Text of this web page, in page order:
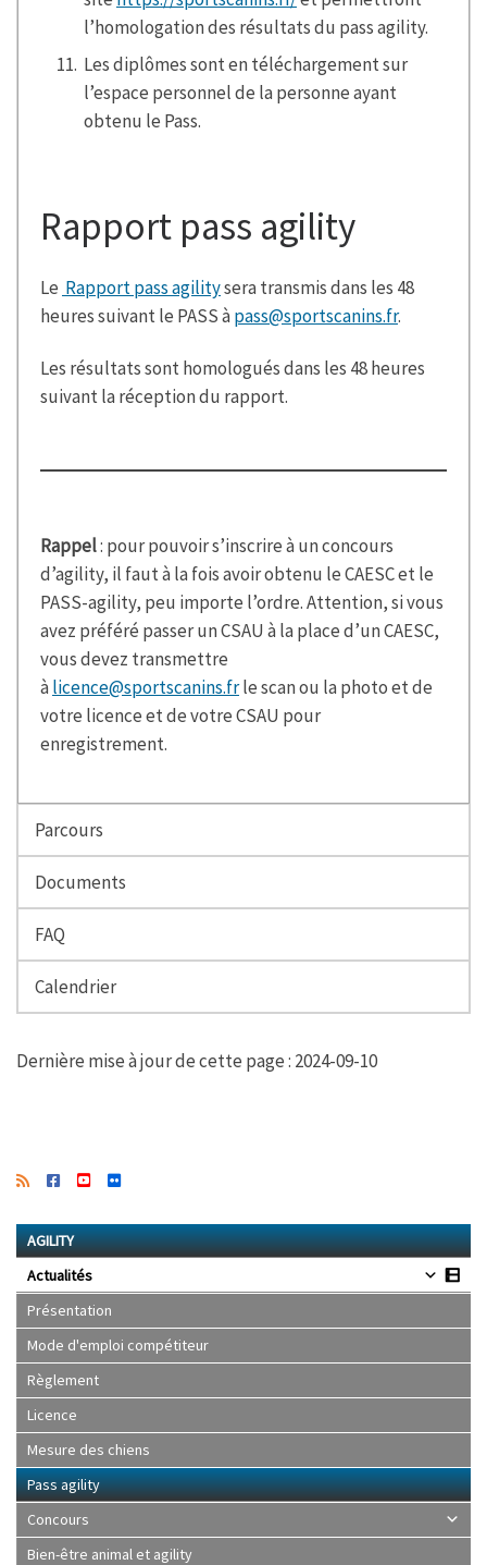
l’homologation des résultats du pass agility.
Les diplômes sont en téléchargement sur
l’espace personnel de la personne ayant
obtenu le Pass.
Rapport pass agility
Le Rapport pass agilitysera transmis dans les 48
heures suivant le PASS àpass@sportscanins.fr.
Les résultats sont homologués dans les 48 heures
suivant la réception du rapport.
Rappel: pour pouvoir s’inscrire à un concours
d’agility, il faut à la fois avoir obtenu le CAESC et le
PASS-agility, peu importe l’ordre. Attention, si vous
avez préféré passer un CSAU à la place d’un CAESC,
vous devez transmettre
àlicence@sportscanins.frle scan ou la photo et de
votre licence et de votre CSAU pour
enregistrement.
Parcours
Documents
FAQ
Calendrier
Dernière mise à jour de cette page : 2024-09-10
AGILITY
Actualités
Présentation
Mode d'emploi compétiteur
Règlement
Licence
Mesure des chiens
Pass agility
Concours
Bien-être animal et agility